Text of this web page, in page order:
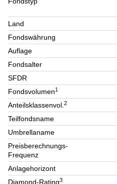
Land
Fondswährung
Auflage
Fondsalter
SFDR
Fondsvolumen1
Anteilsklassenvol.2
Teilfondsname
Umbrellaname
Preisberechnungs-
Frequenz
Anlagehorizont
Diamond-Rating3